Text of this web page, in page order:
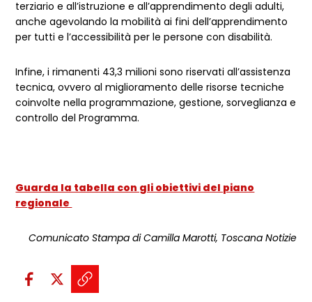
terziario e all’istruzione e all’apprendimento degli adulti,
anche agevolando la mobilità ai fini dell’apprendimento
per tutti e l’accessibilità per le persone con disabilità.
Infine, i rimanenti 43,3 milioni sono riservati all’assistenza
tecnica, ovvero al miglioramento delle risorse tecniche
coinvolte nella programmazione, gestione, sorveglianza e
controllo del Programma.
Guarda la tabella con gli obiettivi del piano
regionale
Comunicato Stampa di Camilla Marotti, Toscana Notizie
Condividi sui social:
Condividi su Facebook - apre
Condividi su X - apre una
Copia il link e condividi -